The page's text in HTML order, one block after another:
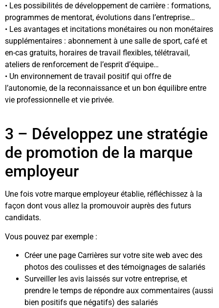
• Les possibilités de développement de carrière : formations,
programmes de mentorat, évolutions dans l’entreprise…
• Les avantages et incitations monétaires ou non monétaires
supplémentaires : abonnement à une salle de sport, café et
en-cas gratuits, horaires de travail flexibles, télétravail,
ateliers de renforcement de l’esprit d’équipe…
• Un environnement de travail positif qui offre de
l’autonomie, de la reconnaissance et un bon équilibre entre
vie professionnelle et vie privée.
3 – Développez une stratégie
de promotion de la marque
employeur
Une fois votre marque employeur établie, réfléchissez à la
façon dont vous allez la promouvoir auprès des futurs
candidats.
Vous pouvez par exemple :
Créer une page Carrières sur votre site web avec des
photos des coulisses et des témoignages de salariés
Surveiller les avis laissés sur votre entreprise, et
prendre le temps de répondre aux commentaires (aussi
bien positifs que négatifs) des salariés